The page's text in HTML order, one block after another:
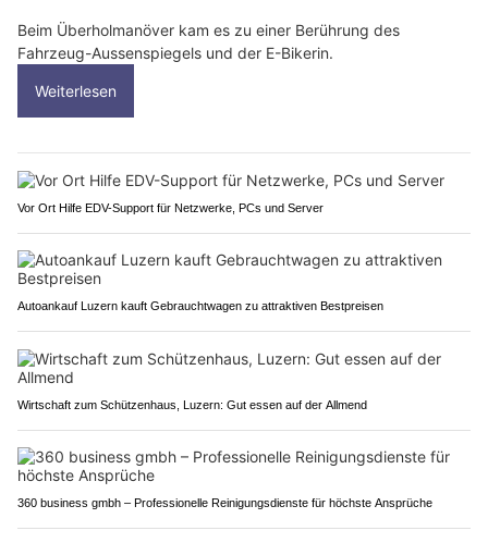
Beim Überholmanöver kam es zu einer Berührung des
Fahrzeug-Aussenspiegels und der E-Bikerin.
Weiterlesen
Vor Ort Hilfe EDV-Support für Netzwerke, PCs und Server
Autoankauf Luzern kauft Gebrauchtwagen zu attraktiven Bestpreisen
Wirtschaft zum Schützenhaus, Luzern: Gut essen auf der Allmend
360 business gmbh – Professionelle Reinigungsdienste für höchste Ansprüche